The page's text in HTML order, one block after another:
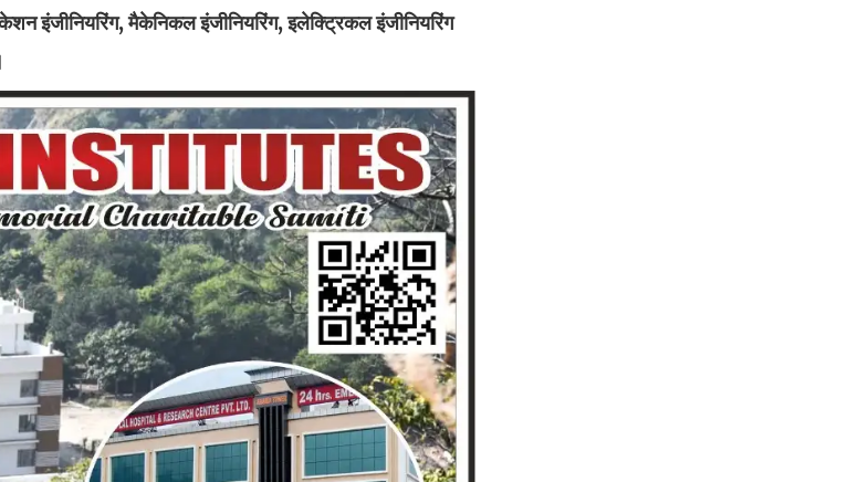
इंजीनियरिंग, मैकेनिकल इंजीनियरिंग, इलेक्ट्रिकल इंजीनियरिंग